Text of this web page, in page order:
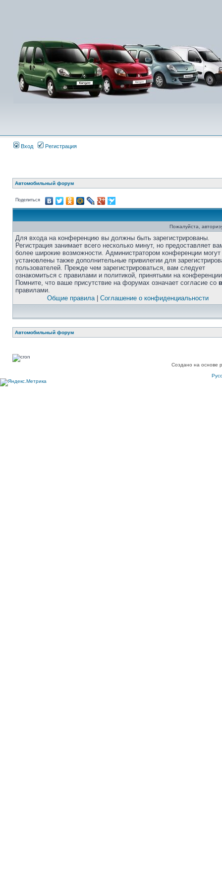
Вход Регистрация
Автомобильный форум
Поделиться
Пожалуйста,
Для входа на конференцию вы должны быть зарегистрированы.
Регистрация занимает всего несколько минут, но предоставляет
более широкие возможности. Администратором конференции
установлены также дополнительные привилегии для
пользователей. Прежде чем зарегистрироваться, вам следует
ознакомиться с правилами и политикой, принятыми на
Помните, что ваше присутствие на форумах означает согласие со
правилами.
Общие правила| Соглашение о конфиденциальности
Автомобильный форум
Создано на основе